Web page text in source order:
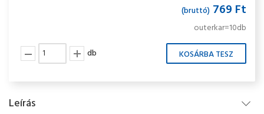
(bruttó) 769 Ft
outerkar=10db
db
Leírás